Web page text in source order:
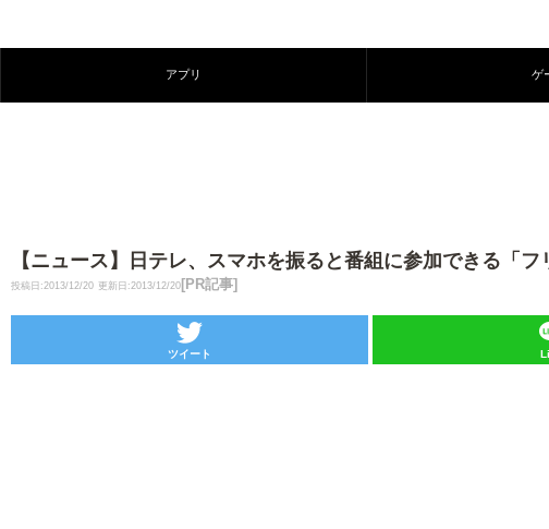
アプリ ゲ
【ニュース】日テレ、スマホを振ると番組に参加できる「
投稿日:2013/12/20 更新日:2013/12/20 [PR記事]
ツイート